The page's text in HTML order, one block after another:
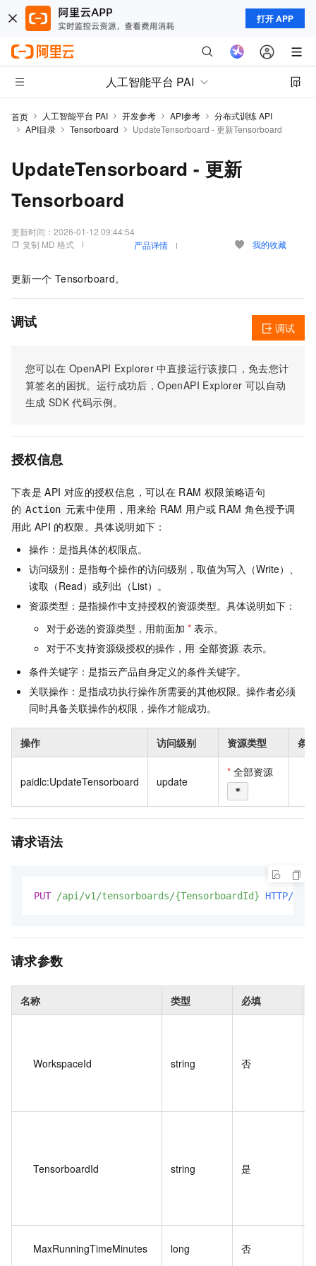
打开 APP
人工智能平台 PAI
首页 人工智能平台 PAI 开发参考 API参考
分布式训练 API
API目录
Tensorboard UpdateTensorboard - 更新Tensorboard
UpdateTensorboard - 更新
Tensorboard
更新时间： 2026-01-12 09:44:54
复制 MD 格式
产品详情 我的收藏
更新一个 Tensorboard。
调试
您可以在 OpenAPI Explorer 中直接运行该接口，免去您计
算签名的困扰。运行成功后，OpenAPI Explorer 可以自动
生成 SDK 代码示例。
调试
授权信息
下表是 API 对应的授权信息，可以在 RAM 权限策略语句
的 Action 元素中使用，用来给 RAM 用户或 RAM 角色授予调
用此 API 的权限。具体说明如下：
操作：是指具体的权限点。
访问级别：是指每个操作的访问级别，取值为写入（Write）、
读取（Read）或列出（List）。
资源类型：是指操作中支持授权的资源类型。具体说明如下：
对于必选的资源类型，用前面加 * 表示。
对于不支持资源级授权的操作，用 全部资源 表示。
条件关键字：是指云产品自身定义的条件关键字。
关联操作：是指成功执行操作所需要的其他权限。操作者必须
同时具备关联操作的权限，操作才能成功。
操作 访问级别 资源类型 条
paidlc:UpdateTensorboard update
* 全部资源
*
请求语法
PUT /api/v1/tensorboards/{TensorboardId} HTTP/1.1
请求参数
名称 类型 必填
WorkspaceId string 否
TensorboardId string 是
MaxRunningTimeMinutes long 否